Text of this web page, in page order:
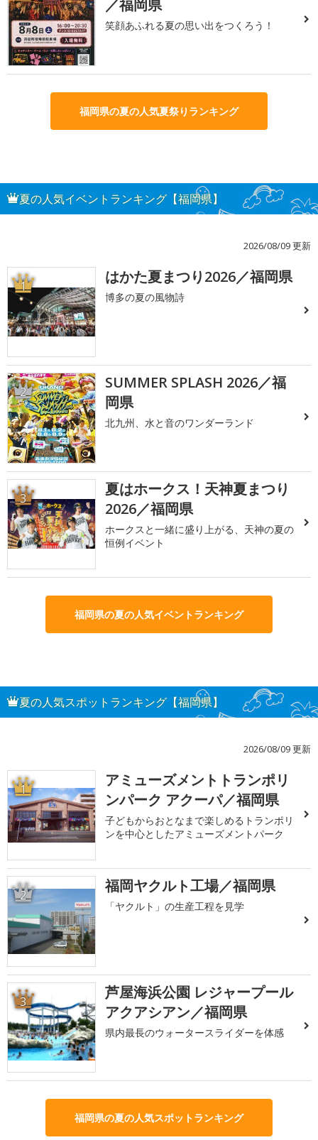
／福岡県
笑顔あふれる夏の思い出をつくろう！
福岡県の夏の人気夏祭りランキング
夏の人気イベントランキング【福岡県】
2026/08/09 更新
1 はかた夏まつり2026／福岡県
博多の夏の風物詩
2
SUMMER SPLASH 2026／福
岡県
北九州、水と音のワンダーランド
3
夏はホークス！天神夏まつり
2026／福岡県
ホークスと一緒に盛り上がる、天神の夏の
恒例イベント
福岡県の夏の人気イベントランキング
夏の人気スポットランキング【福岡県】
2026/08/09 更新
1
アミューズメントトランポリ
ンパーク アクーパ／福岡県
子どもからおとなまで楽しめるトランポリ
ンを中心としたアミューズメントパーク
2 福岡ヤクルト工場／福岡県
「ヤクルト」の生産工程を見学
3
芦屋海浜公園 レジャープール
アクアシアン／福岡県
県内最長のウォータースライダーを体感
福岡県の夏の人気スポットランキング